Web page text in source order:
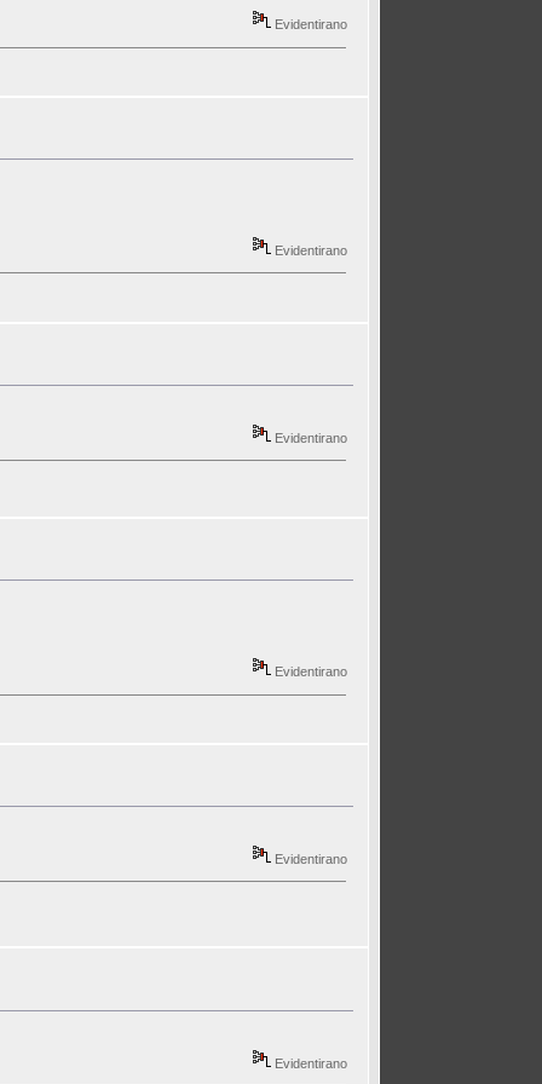
Evidentirano
Evidentirano
Evidentirano
Evidentirano
Evidentirano
Evidentirano